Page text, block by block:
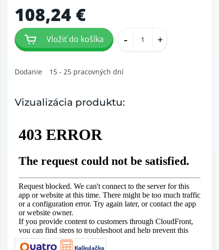
108,24 €
Vložiť do košíka - +
Dodanie 15 - 25 pracovných dní
Vizualizácia produktu: